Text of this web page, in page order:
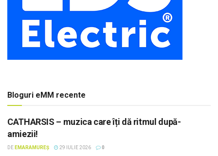
Bloguri eMM recente
CATHARSIS – muzica care îți dă ritmul după-
amiezii!
DE EMARAMUREȘ 29 IULIE 2026 0